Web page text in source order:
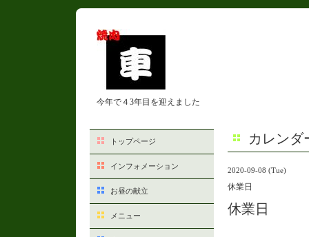
今年で４3年目を迎えました
カレンダ
2020-09-08 (Tue)
休業日
休業日
トップページ
インフォメーション
お昼の献立
メニュー